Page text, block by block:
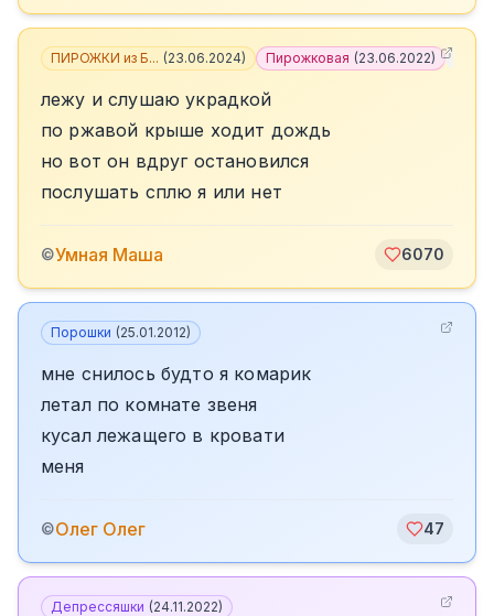
ПИРОЖКИ из Б... (23.06.2024) Пирожковая (23.06.2022)
лежу и слушаю украдкой
по ржавой крыше ходит дождь
но вот он вдруг остановился
послушать сплю я или нет
©Умная Маша 6070
Порошки (25.01.2012)
мне снилось будто я комарик
летал по комнате звеня
кусал лежащего в кровати
меня
©Олег Олег 47
Депрессяшки (24.11.2022)